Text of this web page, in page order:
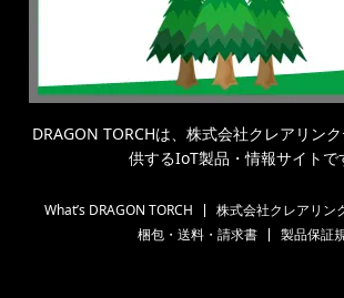
DRAGON TORCHは、株式会社クレアリン
供するIoT製品・情報サイトで
What’s DRAGON TORCH
株式会社クレアリン
梱包・送料・請求書
製品保証